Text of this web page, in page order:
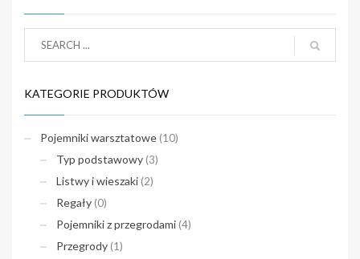
KATEGORIE PRODUKTÓW
Pojemniki warsztatowe (10)
Typ podstawowy (3)
Listwy i wieszaki (2)
Regały (0)
Pojemniki z przegrodami (4)
Przegrody (1)